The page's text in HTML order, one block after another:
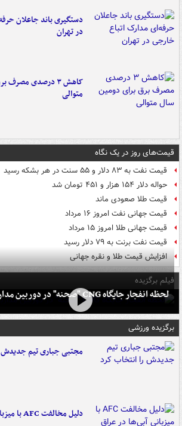
دستگیری باند جاعلان
در تهران
کاهش ۳ درصدی
متوالی
قیمت‌های روز در یک نگاه
قیمت نفت به ۸۳ دلار و ۵۵ سنت در هر بشکه رسید
حواله دلار ۱۵۴ هزار و ۴۵۱ تومان شد
قیمت طلا صعودی ماند
قیمت جهانی نفت امروز ۱۶ مرداد
قیمت جهانی طلا امروز ۱۵ مرداد
قیمت نفت برنت به ۷۹ دلار رسید
افزایش قیمت طلا و نقره جهانی
فیلم برگزیده
لحظه انفجار جایگاه CNG "صحنه" در دوربین مداربسته
برگزیده ورزشی
مجتبی جباری تیم جدیدش
دلیل مخالفت AFC با میزبانی آبی‌ها در عراق